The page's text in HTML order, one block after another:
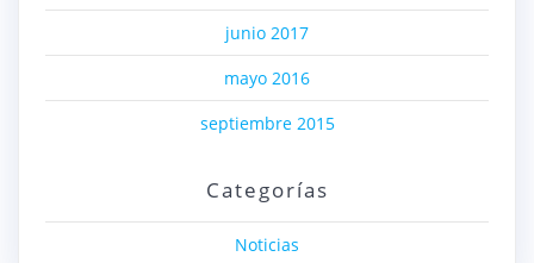
junio 2017
mayo 2016
septiembre 2015
Categorías
Noticias